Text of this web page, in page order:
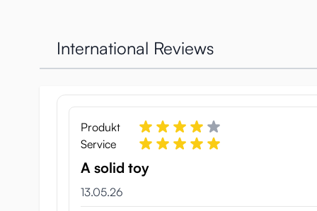
International Reviews
Produkt
Service
A solid toy
13. Mai 2026
13.05.26